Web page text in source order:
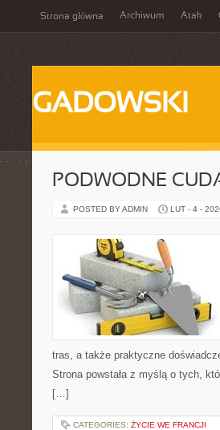
Strona główna Archiwum Atak
GADOWSKI
PODWODNE
POSTED BY ADMIN LUT - 4 -
tras, a także praktyczne
Strona powstała z myślą o tych,
[…]
CATEGORIES: ŻYCIE WE FRANCJI